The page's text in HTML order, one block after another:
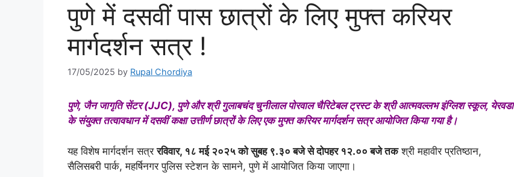
पुणे में दसवीं पास छात्रों के लिए मुफ्त करियर
मार्गदर्शन सत्र !
17/05/2025 by Rupal Chordiya
पुणे, जैन जागृति सेंटर (JJC), पुणे और श्री गुलाबचंद चुनीलाल पोरवाल चैरिटेबल ट्रस्ट के श्री आत्मवल्लभ इंग्लिश स्कूल, येरवडा
के संयुक्त तत्वावधान में दसवीं कक्षा उत्तीर्ण छात्रों के लिए एक मुफ्त करियर मार्गदर्शन सत्र आयोजित किया गया है।
यह विशेष मार्गदर्शन सत्ररविवार, १८ मई २०२५ को सुबह ९.३० बजे से दोपहर १२.०० बजे तकश्री महावीर प्रतिष्ठान,
सैलिसबरी पार्क, महर्षिनगर पुलिस स्टेशन के सामने, पुणे में आयोजित किया जाएगा।